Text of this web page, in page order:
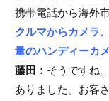
携帯電話から海外
クルマからカメラ
量のハンディーカ
藤田： そうですね
ありました。お客